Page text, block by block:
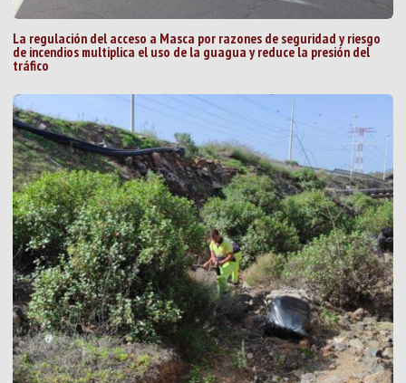
La regulación del acceso a Masca por razones de seguridad y riesgo
de incendios multiplica el uso de la guagua y reduce la presión del
tráfico